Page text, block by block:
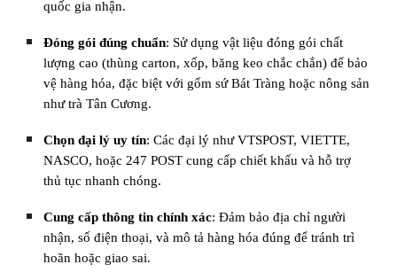
quốc gia nhận.
Đóng gói đúng chuẩn: Sử dụng vật liệu đóng gói chất
lượng cao (thùng carton, xốp, băng keo chắc chắn) để bảo
vệ hàng hóa, đặc biệt với gốm sứ Bát Tràng hoặc nông sản
như trà Tân Cương.
Chọn đại lý uy tín: Các đại lý như VTSPOST, VIETTE,
NASCO, hoặc 247 POST cung cấp chiết khấu và hỗ trợ
thủ tục nhanh chóng.
Cung cấp thông tin chính xác: Đảm bảo địa chỉ người
nhận, số điện thoại, và mô tả hàng hóa đúng để tránh trì
hoãn hoặc giao sai.